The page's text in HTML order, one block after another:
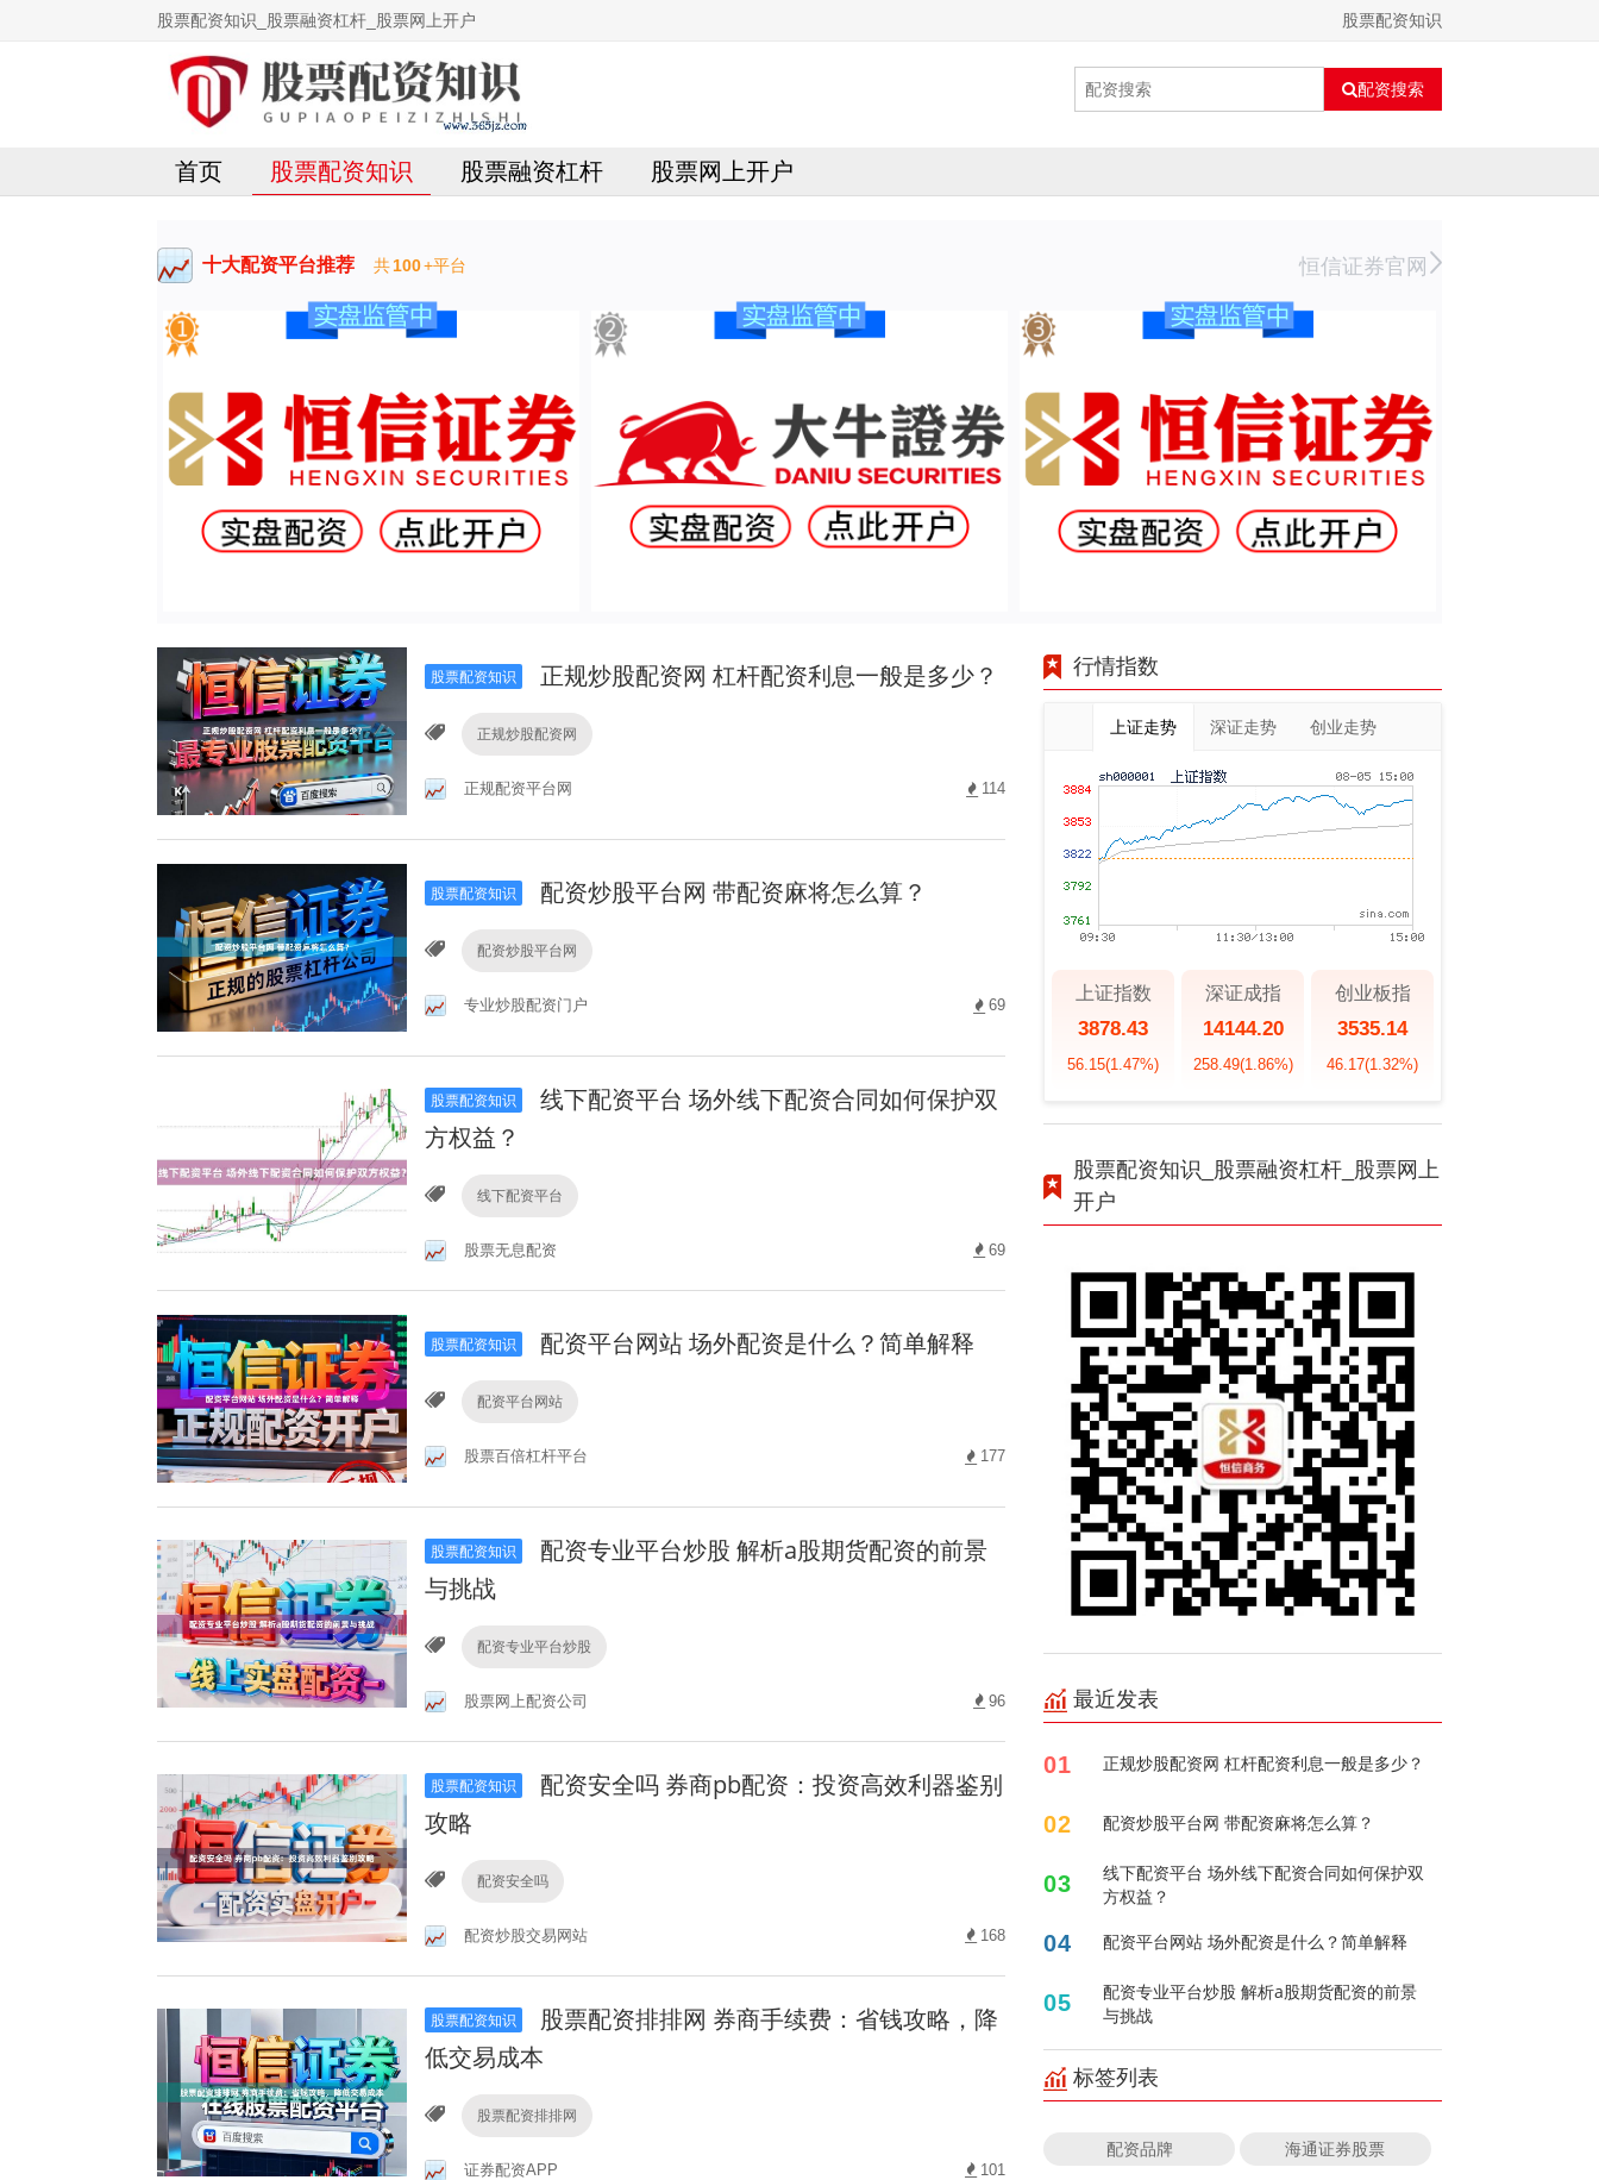
股票配资知识_股票融资杠杆_股票网上开户 股票配资知识
配资搜索
首页 股票配资知识 股票融资杠杆 股票网上开户
十大配资平台推荐 共100+平台 恒信证券官网
股票配资知识 正规炒股配资网 杠杆配资利息一般是多少？
正规炒股配资网
正规配资平台网 114
股票配资知识 配资炒股平台网 带配资麻将怎么算？
配资炒股平台网
专业炒股配资门户 69
股票配资知识
线下配资平台 场外线下配资合同如何保护双
方权益？
线下配资平台
股票无息配资 69
股票配资知识 配资平台网站 场外配资是什么？简单解释
配资平台网站
股票百倍杠杆平台 177
股票配资知识
配资专业平台炒股 解析a股期货配资的前景
与挑战
配资专业平台炒股
股票网上配资公司 96
股票配资知识
配资安全吗 券商pb配资：投资高效利器鉴别
攻略
配资安全吗
配资炒股交易网站 168
股票配资知识
股票配资排排网 券商手续费：省钱攻略，降
低交易成本
股票配资排排网
证券配资APP 101
行情指数
上证走势 深证走势 创业走势
上证指数
3878.43
56.15(1.47%)
深证成指
14144.20
258.49(1.86%)
创业板指
3535.14
46.17(1.32%)
股票配资知识_股票融资杠杆_股票网上
开户
最近发表
01 正规炒股配资网 杠杆配资利息一般是多少？
02 配资炒股平台网 带配资麻将怎么算？
03
线下配资平台 场外线下配资合同如何保护双
方权益？
04 配资平台网站 场外配资是什么？简单解释
05
配资专业平台炒股 解析a股期货配资的前景
与挑战
标签列表
配资品牌 海通证券股票